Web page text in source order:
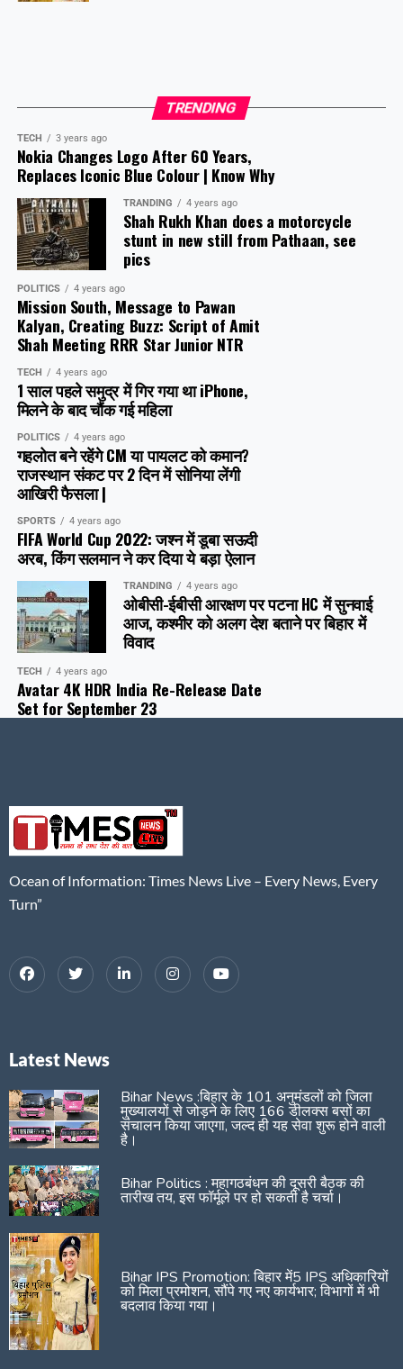
TRENDING
TECH 3 years ago
Nokia Changes Logo After 60 Years,
Replaces Iconic Blue Colour | Know Why
TRANDING 4 years ago
Shah Rukh Khan does a motorcycle
stunt in new still from Pathaan, see
pics
POLITICS 4 years ago
Mission South, Message to Pawan
Kalyan, Creating Buzz: Script of Amit
Shah Meeting RRR Star Junior NTR
TECH 4 years ago
1 साल पहले समुद्र में गिर गया था iPhone,
मिलने के बाद चौंक गई महिला
POLITICS 4 years ago
गहलोत बने रहेंगे CM या पायलट को कमान?
राजस्थान संकट पर 2 दिन में सोनिया लेंगी
आखिरी फैसला |
SPORTS 4 years ago
FIFA World Cup 2022: जश्न में डूबा सऊदी
अरब, क‍िंग सलमान ने कर दिया ये बड़ा ऐलान
TRANDING 4 years ago
ओबीसी-ईबीसी आरक्षण पर पटना HC में सुनवाई
आज, कश्मीर को अलग देश बताने पर बिहार में
विवाद
TECH 4 years ago
Avatar 4K HDR India Re-Release Date
Set for September 23
Ocean of Information: Times News Live – Every News, Every
Turn”
Latest News
Bihar News :बिहार के 101 अनुमंडलों को जिला
मुख्यालयों से जोड़ने के लिए 166 डीलक्स बसों का
संचालन किया जाएगा, जल्द ही यह सेवा शुरू होने वाली
है।
Bihar Politics : महागठबंधन की दूसरी बैठक की
तारीख तय, इस फॉर्मूले पर हो सकती है चर्चा।
Bihar IPS Promotion: बिहार में5 IPS अधिकारियों
को मिला प्रमोशन, सौंपे गए नए कार्यभार; विभागों में भी
बदलाव किया गया।